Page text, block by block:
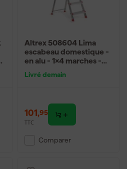
Altrex 508604 Lima
escabeau domestique -
en alu - 1x4 marches -
Livré demain
101,95
TTC
Comparer